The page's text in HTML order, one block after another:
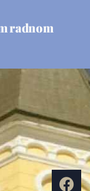
radnom